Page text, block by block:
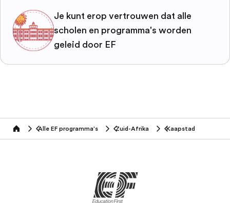
Je kunt erop vertrouwen dat alle
scholen en programma's worden
geleid door EF
home Alle EF programma's Zuid-Afrika Kaapstad